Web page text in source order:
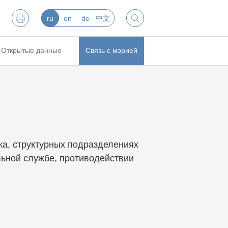
ru en de 中文
Открытые данные Связь с мэрией
структурных подразделениях
службе, противодействии